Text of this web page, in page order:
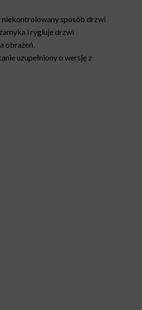
niekontrolowany sposób drzwi
i rygluje drzwi
obrażeń.
uzupełniony o wersję z